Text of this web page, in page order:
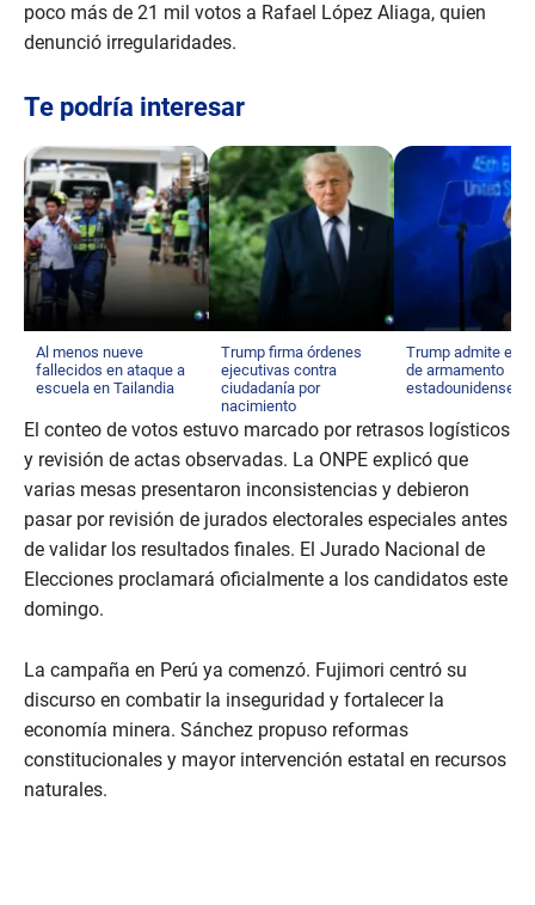
poco más de 21 mil votos a Rafael López Aliaga, quien
denunció irregularidades.
Te podría interesar
Al menos nueve
fallecidos en ataque a
escuela en Tailandia
Trump firma órdenes
ejecutivas contra
ciudadanía por
nacimiento
Trump admite
de armamento
estadounidense
El conteo de votos estuvo marcado por retrasos logísticos
y revisión de actas observadas. La ONPE explicó que
varias mesas presentaron inconsistencias y debieron
pasar por revisión de jurados electorales especiales antes
de validar los resultados finales. El Jurado Nacional de
Elecciones proclamará oficialmente a los candidatos este
domingo.
La campaña en Perú ya comenzó. Fujimori centró su
discurso en combatir la inseguridad y fortalecer la
economía minera. Sánchez propuso reformas
constitucionales y mayor intervención estatal en recursos
naturales.